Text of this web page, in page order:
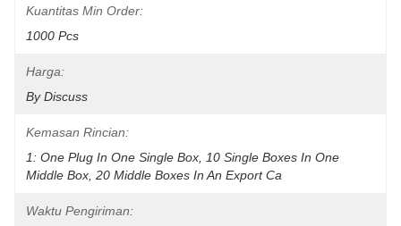
Kuantitas Min Order:
1000 Pcs
Harga:
By Discuss
Kemasan Rincian:
1: One Plug In One Single Box, 10 Single Boxes In One
Middle Box, 20 Middle Boxes In An Export Ca
Waktu Pengiriman: